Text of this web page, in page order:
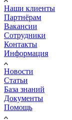
Наши клиенты
Партнёрам
Вакансии
Сотрудники
Контакты
Информация
Новости
Статьи
База знаний
Документы
Помощь